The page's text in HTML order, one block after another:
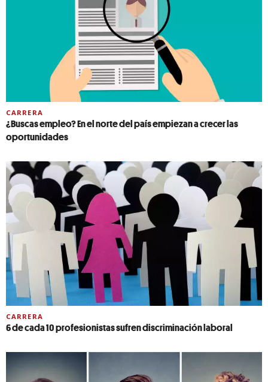
CARRERA
¿Buscas empleo? En el norte del país empiezan a crecer las
oportunidades
CARRERA
6 de cada 10 profesionistas sufren discriminación laboral